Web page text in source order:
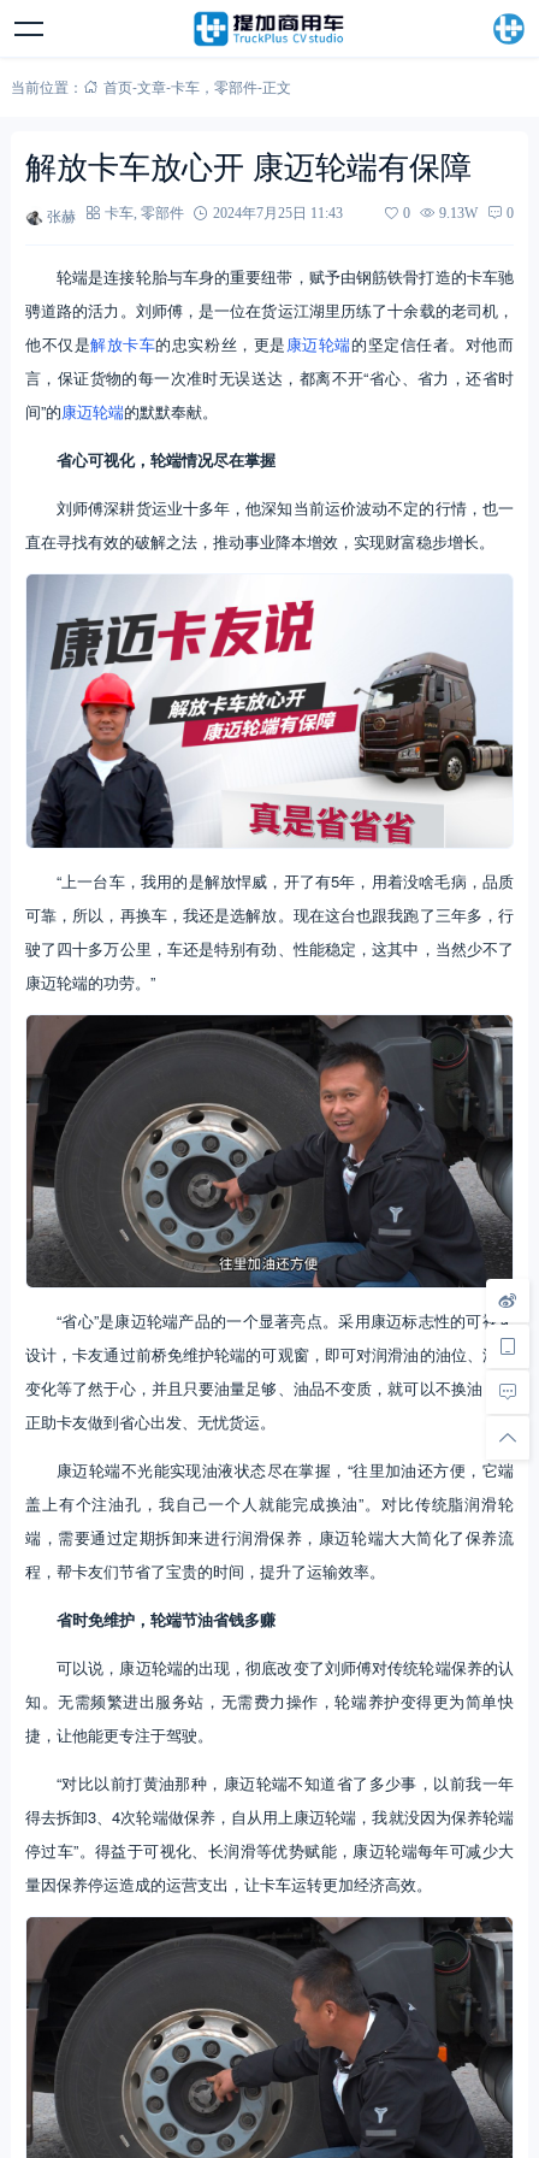
当前位置： 首页-文章-卡车， 零部件-正文
解放卡车放心开 康迈轮端有保障
张赫 卡车, 零部件 2024年7月25日 11:43 0 9.13W 0
轮端是连接轮胎与车身的重要纽带，赋予由钢筋铁骨打造的卡车驰
骋道路的活力。刘师傅，是一位在货运江湖里历练了十余载的老司机，
他不仅是解放卡车的忠实粉丝，更是康迈轮端的坚定信任者。对他而
言，保证货物的每一次准时无误送达，都离不开“省心、省力，还省时
间”的康迈轮端的默默奉献。
省心可视化，轮端情况尽在掌握
刘师傅深耕货运业十多年，他深知当前运价波动不定的行情，也一
直在寻找有效的破解之法，推动事业降本增效，实现财富稳步增长。
“上一台车，我用的是解放悍威，开了有5年，用着没啥毛病，品质
可靠，所以，再换车，我还是选解放。现在这台也跟我跑了三年多，行
驶了四十多万公里，车还是特别有劲、性能稳定，这其中，当然少不了
康迈轮端的功劳。”
“省心”是康迈轮端产品的一个显著亮点。采用康迈标志性的可视化
设计，卡友通过前桥免维护轮端的可观窗，即可对润滑油的油位、油质
变化等了然于心，并且只要油量足够、油品不变质，就可以不换油，真
正助卡友做到省心出发、无忧货运。
康迈轮端不光能实现油液状态尽在掌握，“往里加油还方便，它端
盖上有个注油孔，我自己一个人就能完成换油”。对比传统脂润滑轮
端，需要通过定期拆卸来进行润滑保养，康迈轮端大大简化了保养流
程，帮卡友们节省了宝贵的时间，提升了运输效率。
省时免维护，轮端节油省钱多赚
可以说，康迈轮端的出现，彻底改变了刘师傅对传统轮端保养的认
知。无需频繁进出服务站，无需费力操作，轮端养护变得更为简单快
捷，让他能更专注于驾驶。
“对比以前打黄油那种，康迈轮端不知道省了多少事，以前我一年
得去拆卸3、4次轮端做保养，自从用上康迈轮端，我就没因为保养轮端
停过车”。得益于可视化、长润滑等优势赋能，康迈轮端每年可减少大
量因保养停运造成的运营支出，让卡车运转更加经济高效。